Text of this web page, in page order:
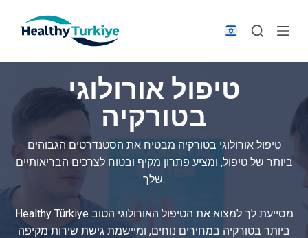
p
o
t
e
t
טיפול אורולוגי
בטורקיה
טיפול אורולוגי בטורקיה מבטיח את הסטנדרטים הגבוהים
ביותר של טיפול, ומציע פתרון מקיף ובטוח לצרכים הבריאותיים
שלך.
Healthy Türkiye מסייעת לך למצוא את הטיפול האורולוגי הטוב
ביותר בטורקיה במחירים נוחים, ומיישמת גישת שירות מקיפה